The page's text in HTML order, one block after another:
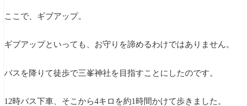
ここで、ギブアップ。
ギブアップといっても、お守りを諦めるわけではありません。
バスを降りて徒歩で三峯神社を目指すことにしたのです。
12時バス下車、そこから4キロを約1時間かけて歩きました。